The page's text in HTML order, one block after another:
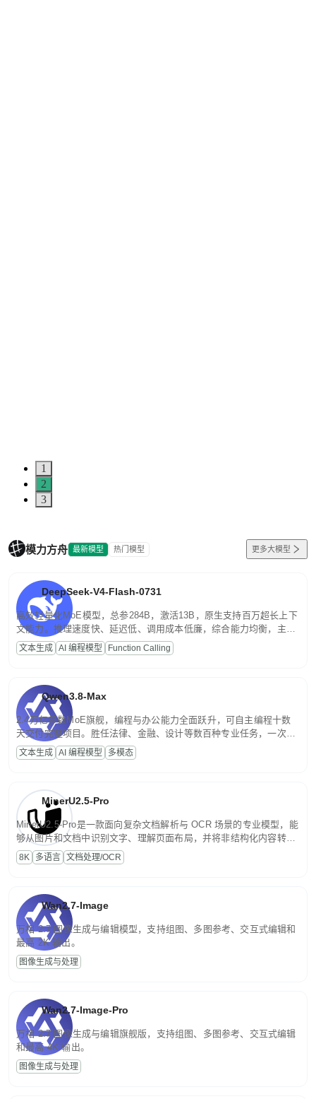
1
2
3
模力方舟 最新模型 热门模型 更多大模型
DeepSeek-V4-Flash-0731
高效轻量化MoE模型，总参284B，激活13B，原生支持百万超长上下
文能力。推理速度快、延迟低、调用成本低廉，综合能力均衡，主打
高并发、轻量化任务，适合日常对话、内容创作、基础 RAG、批量
文案处理等普惠刚需场景。
文本生成 AI 编程模型 Function Calling
Qwen3.8-Max
2.4万亿参数MoE旗舰，编程与办公能力全面跃升，可自主编程十数
天交付完整项目。胜任法律、金融、设计等数百种专业任务，一次对
话端到端交付生产级成果。原生视觉理解贯穿规划、执行与验证全流
程，支持超长文档与长视频的深度语义解析。长程任务中自主规划与
文本生成 AI 编程模型 多模态
MinerU2.5-Pro
MinerU2.5-Pro是一款面向复杂文档解析与 OCR 场景的专业模型，能
够从图片和文档中识别文字、理解页面布局，并将非结构化内容转换
为便于存储、检索和二次处理的结构化结果。
8K 多语言 文档处理/OCR
Wan2.7-Image
万相 2.7 图像生成与编辑模型，支持组图、多图参考、交互式编辑和
最高 2K 输出。
图像生成与处理
Wan2.7-Image-Pro
万相 2.7 图像生成与编辑旗舰版，支持组图、多图参考、交互式编辑
和最高 4K 输出。
图像生成与处理